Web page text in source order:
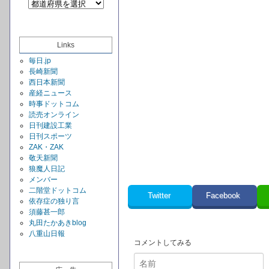
Links
毎日.jp
長崎新聞
西日本新聞
産経ニュース
時事ドットコム
読売オンライン
日刊建設工業
日刊スポーツ
ZAK・ZAK
敬天新聞
狼魔人日記
メンバー
二階堂ドットコム
依存症の独り言
須藤甚一郎
丸田たかあきblog
八重山日報
Twitter Facebook
コメントしてみる